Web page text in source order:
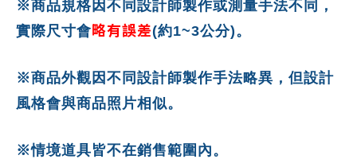
※商品規格因不同設計師製作或測量手法不同，
實際尺寸會略有誤差(約1~3公分)。
※商品外觀因不同設計師製作手法略異，但設計
風格會與商品照片相似。
※情境道具皆不在銷售範圍內。